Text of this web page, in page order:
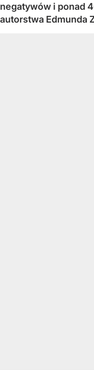
negatywów i ponad
autorstwa Edmunda